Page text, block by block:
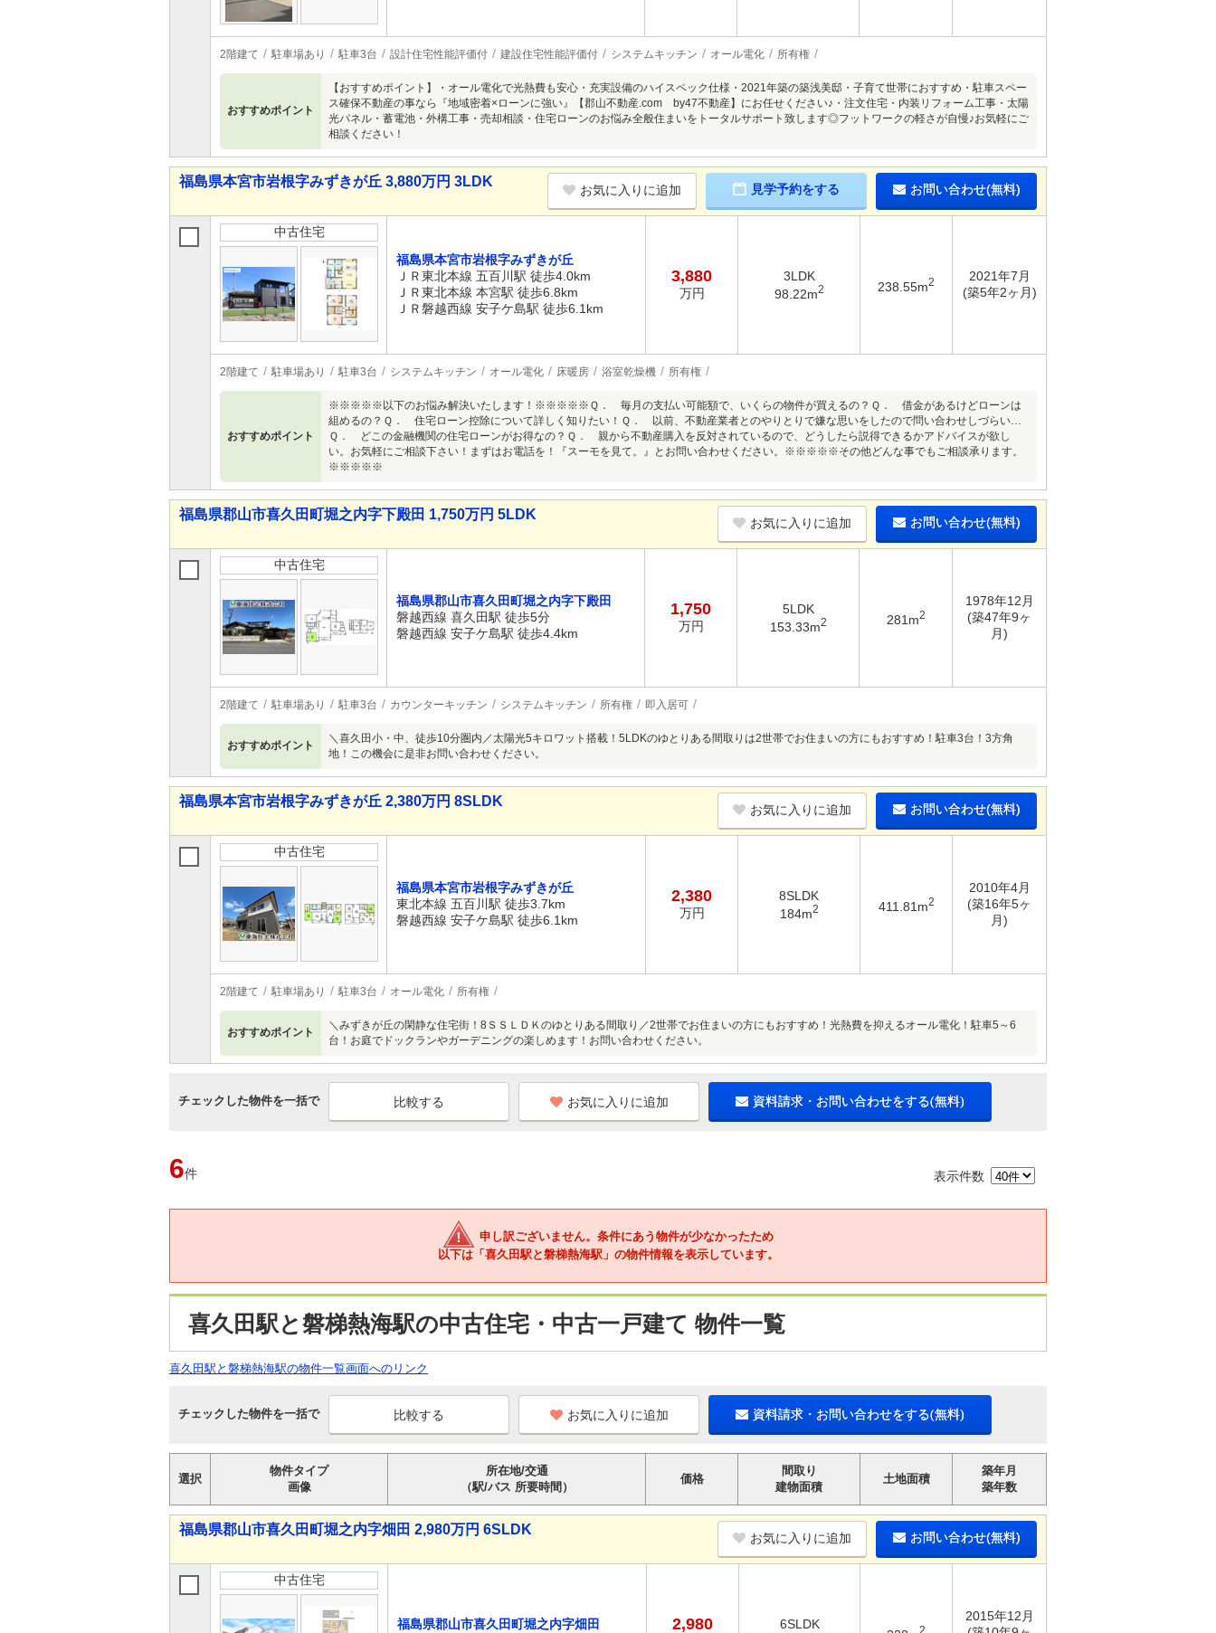
2階建て 駐車場あり 駐車3台 設計住宅性能評価付 建設住宅性能評価付 システムキッチン オール電化 所有権
おすすめポイント
【おすすめポイント】・オール電化で光熱費も安心・充実設備のハイスペック仕様・2021年築の築浅美邸・子育て世帯におすすめ・駐車スペー
ス確保不動産の事なら『地域密着×ローンに強い』【郡山不動産.com by47不動産】にお任せください♪・注文住宅・内装リフォーム工事・太陽
光パネル・蓄電池・外構工事・売却相談・住宅ローンのお悩み全般住まいをトータルサポート致します◎フットワークの軽さが自慢♪お気軽にご
相談ください！
福島県本宮市岩根字みずきが丘 3,880万円 3LDK
お気に入りに追加 見学予約をする お問い合わせ(無料)
中古住宅
福島県本宮市岩根字みずきが丘
ＪＲ東北本線 五百川駅 徒歩4.0km
ＪＲ東北本線 本宮駅 徒歩6.8km
ＪＲ磐越西線 安子ケ島駅 徒歩6.1km
3,880
万円
3LDK
98.22m2 238.55m2
2021年7月
(築5年2ヶ月)
2階建て 駐車場あり 駐車3台 システムキッチン オール電化 床暖房 浴室乾燥機 所有権
おすすめポイント
※※※※※以下のお悩み解決いたします！※※※※※Ｑ． 毎月の支払い可能額で、いくらの物件が買えるの？Ｑ． 借金があるけどローンは
組めるの？Ｑ． 住宅ローン控除について詳しく知りたい！Ｑ． 以前、不動産業者とのやりとりで嫌な思いをしたので問い合わせしづらい…
Ｑ． どこの金融機関の住宅ローンがお得なの？Ｑ． 親から不動産購入を反対されているので、どうしたら説得できるかアドバイスが欲し
い。お気軽にご相談下さい！まずはお電話を！『スーモを見て。』とお問い合わせください。※※※※※その他どんな事でもご相談承ります。
※※※※※
福島県郡山市喜久田町堀之内字下殿田 1,750万円 5LDK
お気に入りに追加 お問い合わせ(無料)
中古住宅
福島県郡山市喜久田町堀之内字下殿田
磐越西線 喜久田駅 徒歩5分
磐越西線 安子ケ島駅 徒歩4.4km
1,750
万円
5LDK
153.33m2 281m2
1978年12月
(築47年9ヶ
月)
2階建て 駐車場あり 駐車3台 カウンターキッチン システムキッチン 所有権 即入居可
おすすめポイント
＼喜久田小・中、徒歩10分圏内／太陽光5キロワット搭載！5LDKのゆとりある間取りは2世帯でお住まいの方にもおすすめ！駐車3台！3方角
地！この機会に是非お問い合わせください。
福島県本宮市岩根字みずきが丘 2,380万円 8SLDK
お気に入りに追加 お問い合わせ(無料)
中古住宅
福島県本宮市岩根字みずきが丘
東北本線 五百川駅 徒歩3.7km
磐越西線 安子ケ島駅 徒歩6.1km
2,380
万円
8SLDK
184m2 411.81m2
2010年4月
(築16年5ヶ
月)
2階建て 駐車場あり 駐車3台 オール電化 所有権
おすすめポイント
＼みずきが丘の閑静な住宅街！8ＳＳＬＤＫのゆとりある間取り／2世帯でお住まいの方にもおすすめ！光熱費を抑えるオール電化！駐車5～6
台！お庭でドックランやガーデニングの楽しめます！お問い合わせください。
チェックした物件を一括で お気に入りに追加 資料請求・お問い合わせをする(無料)
6件 表示件数
申し訳ございません。条件にあう物件が少なかったため
以下は「喜久田駅と磐梯熱海駅」の物件情報を表示しています。
喜久田駅と磐梯熱海駅の中古住宅・中古一戸建て 物件一覧
喜久田駅と磐梯熱海駅の物件一覧画面へのリンク
チェックした物件を一括で お気に入りに追加 資料請求・お問い合わせをする(無料)
選択
物件タイプ
画像
所在地/交通
（駅/バス 所要時間）
価格
間取り
建物面積
土地面積
築年月
築年数
福島県郡山市喜久田町堀之内字畑田 2,980万円 6SLDK
お気に入りに追加 お問い合わせ(無料)
中古住宅
福島県郡山市喜久田町堀之内字畑田 2,980 6SLDK 2
2015年12月